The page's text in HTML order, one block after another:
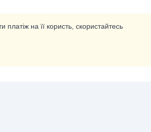
на її користь, скористайтесь